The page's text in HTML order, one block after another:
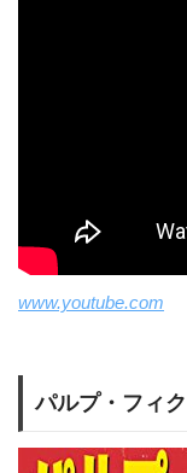
www.youtube.com
パルプ・フィ